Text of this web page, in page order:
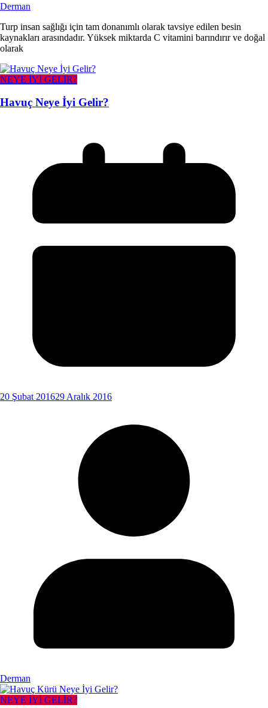
Derman
Turp insan sağlığı için tam donanımlı olarak tavsiye edilen besin
kaynakları arasındadır. Yüksek miktarda C vitamini barındırır ve doğal
olarak
NEYE İYİ GELİR?
Havuç Neye İyi Gelir?
20 Şubat 201629 Aralık 2016
Derman
NEYE İYİ GELİR?